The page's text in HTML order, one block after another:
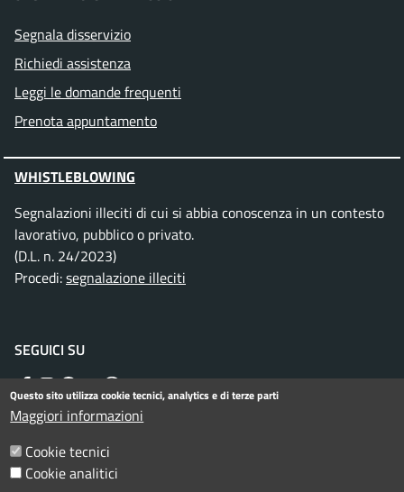
Segnala disservizio
Richiedi assistenza
Leggi le domande frequenti
Prenota appuntamento
WHISTLEBLOWING
Segnalazioni illeciti di cui si abbia conoscenza in un contesto
lavorativo, pubblico o privato.
(D.L. n. 24/2023)
Procedi:segnalazione illeciti
SEGUICI SU
Facebook
Instagram
Telegram
TwitterWhatsApp
YouTube
Menu piè di pagina
Informativa privacy
Questo sito utilizza cookie tecnici, analytics e di terze parti
Maggiori informazioni
Cookie tecnici
Cookie analitici